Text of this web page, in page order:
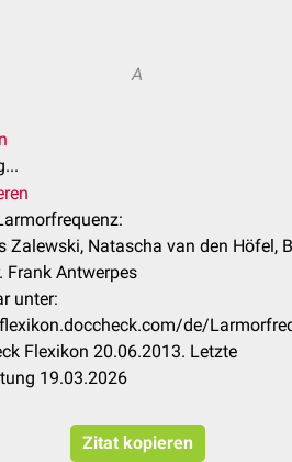
A
Zalewski, Natascha van den Höfel,
Frank Antwerpes
unter:
de/
Flexikon 20.06.2013. Letzte
19.03.2026
Zitat kopieren